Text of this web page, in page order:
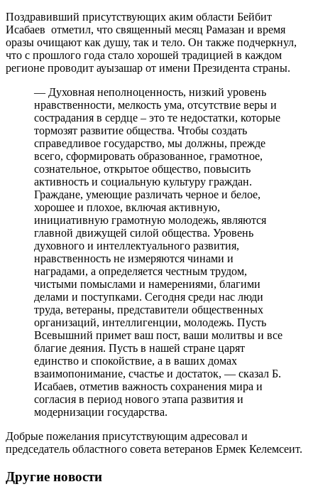
Поздравивший присутствующих аким области Бейбит
Исабаев отметил, что священный месяц Рамазан и время
оразы очищают как душу, так и тело. Он также подчеркнул,
что с прошлого года стало хорошей традицией в каждом
регионе проводит ауызашар от имени Президента страны.
— Духовная неполноценность, низкий уровень
нравственности, мелкость ума, отсутствие веры и
сострадания в сердце – это те недостатки, которые
тормозят развитие общества. Чтобы создать
справедливое государство, мы должны, прежде
всего, сформировать образованное, грамотное,
сознательное, открытое общество, повысить
активность и социальную культуру граждан.
Граждане, умеющие различать черное и белое,
хорошее и плохое, включая активную,
инициативную грамотную молодежь, являются
главной движущей силой общества. Уровень
духовного и интеллектуального развития,
нравственность не измеряются чинами и
наградами, а определяется честным трудом,
чистыми помыслами и намерениями, благими
делами и поступками. Сегодня среди нас люди
труда, ветераны, представители общественных
организаций, интеллигенции, молодежь. Пусть
Всевышний примет ваш пост, ваши молитвы и все
благие деяния. Пусть в нашей стране царят
единство и спокойствие, а в ваших домах
взаимопонимание, счастье и достаток, — сказал Б.
Исабаев, отметив важность сохранения мира и
согласия в период нового этапа развития и
модернизации государства.
Добрые пожелания присутствующим адресовал и
председатель областного совета ветеранов Ермек Келемсеит.
Другие новости